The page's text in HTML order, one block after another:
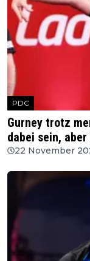
PDC
Gurney trotz
dabei sein,
22 November